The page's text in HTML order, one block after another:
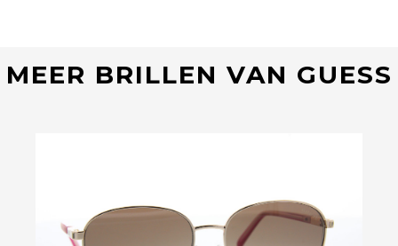
MEER BRILLEN VAN GUESS